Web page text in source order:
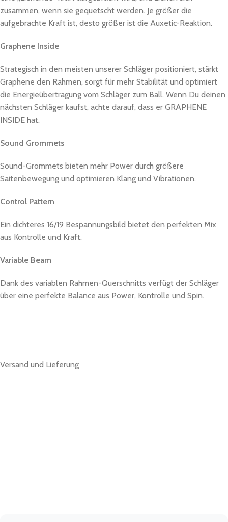
zusammen, wenn sie gequetscht werden. Je größer die
aufgebrachte Kraft ist, desto größer ist die Auxetic-Reaktion.
Graphene Inside
Strategisch in den meisten unserer Schläger positioniert, stärkt
Graphene den Rahmen, sorgt für mehr Stabilität und optimiert
die Energieübertragung vom Schläger zum Ball. Wenn Du deinen
nächsten Schläger kaufst, achte darauf, dass er GRAPHENE
INSIDE hat.
Sound Grommets
Sound-Grommets bieten mehr Power durch größere
Saitenbewegung und optimieren Klang und Vibrationen.
Control Pattern
Ein dichteres 16/19 Bespannungsbild bietet den perfekten Mix
aus Kontrolle und Kraft.
Variable Beam
Dank des variablen Rahmen-Querschnitts verfügt der Schläger
über eine perfekte Balance aus Power, Kontrolle und Spin.
Versand und Lieferung